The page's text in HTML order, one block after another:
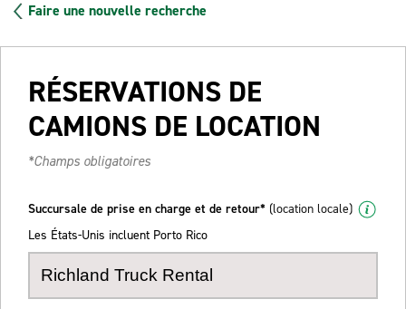
Faire une nouvelle recherche
RÉSERVATIONS DE
CAMIONS DE LOCATION
*Champs obligatoires
Succursale de prise en charge et de retour* (location locale)
Les États-Unis incluent Porto Rico